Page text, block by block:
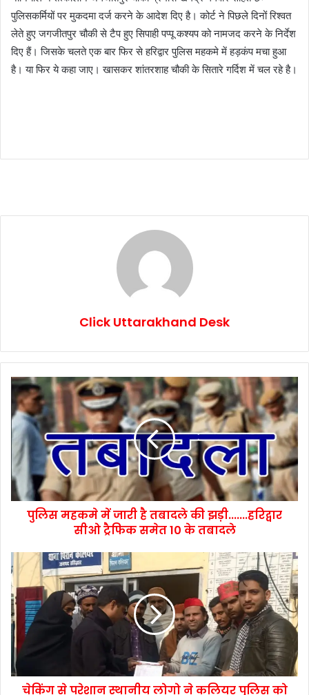
पुलिसकर्मियों पर मुकदमा दर्ज करने के आदेश दिए है। कोर्ट ने पिछले दिनों रिश्वत
लेते हुए जगजीतपुर चौकी से टैप हुए सिपाही पप्पू कश्यप को नामजद करने के निर्देश
दिए हैं। जिसके चलते एक बार फिर से हरिद्वार पुलिस महकमे में हड़कंप मचा हुआ
है। या फिर ये कहा जाए। खासकर शांतरशाह चौकी के सितारे गर्दिश में चल रहे है।
Click Uttarakhand Desk
पुलिस महकमे में जारी है तबादले की झड़ी.......हरिद्वार
सीओ ट्रैफिक समेत 10 के तबादले
चेकिंग से परेशान स्थानीय लोगो ने कलियर पुलिस को